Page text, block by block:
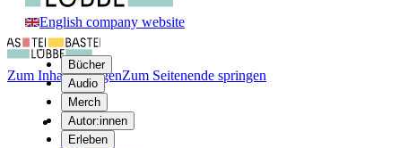
English company website
Bücher
Audio
Merch
Autor:innen
Erleben
Zum Inhalt springenZum Seitenende springen